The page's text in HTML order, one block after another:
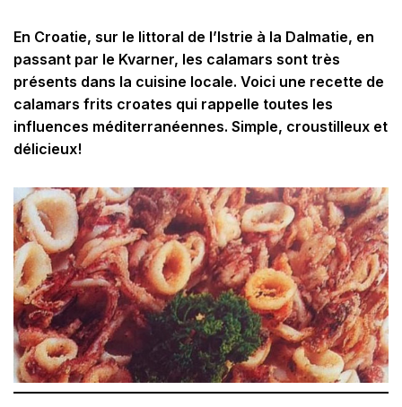
En Croatie, sur le littoral de l’Istrie à la Dalmatie, en
passant par le Kvarner, les calamars sont très
présents dans la cuisine locale. Voici une recette de
calamars frits croates qui rappelle toutes les
influences méditerranéennes. Simple, croustilleux et
délicieux!